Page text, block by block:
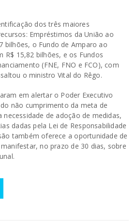
dos três maiores
Empréstimos da União ao
bilhões, o Fundo de Amparo ao
R$ 15,82 bilhões, e os Fundos
(FNE, FNO e FCO), com
o ministro Vital do Rêgo.
em alertar o Poder Executivo
não cumprimento da meta de
de adoção de medidas,
dadas pela Lei de Responsabilidade
também oferece a oportunidade de
no prazo de 30 dias, sobre